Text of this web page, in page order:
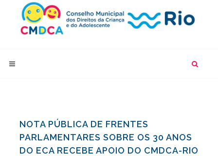
NOTA PÚBLICA DE FRENTES
PARLAMENTARES SOBRE OS 30 ANOS
DO ECA RECEBE APOIO DO CMDCA-RIO